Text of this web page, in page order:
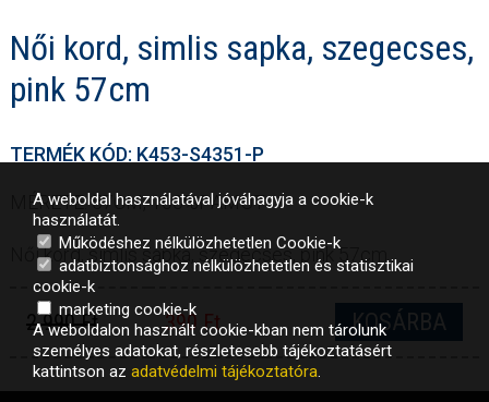
Női kord, simlis sapka, szegecses,
pink 57cm
TERMÉK KÓD: K453-S4351-P
MÉRETE: 57CM, 100%PAMUT
Női kord, simlis sapka, szegecses, pink 57cm
2 990 Ft 390 Ft KOSÁRBA
A weboldal használatával jóváhagyja a cookie-k
használatát.
Működéshez nélkülözhetetlen Cookie-k
adatbiztonsághoz nélkülözhetetlen és statisztikai
cookie-k
marketing cookie-k
A weboldalon használt cookie-kban nem tárolunk
személyes adatokat, részletesebb tájékoztatásért
kattintson az adatvédelmi tájékoztatóra.